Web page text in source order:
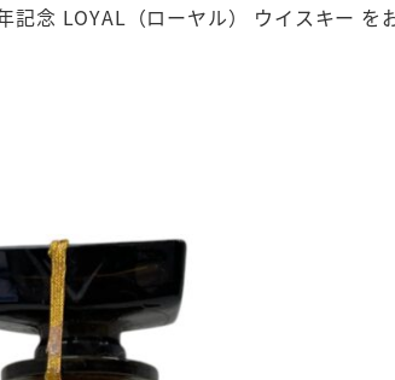
記念 LOYAL（ローヤル） ウイスキー を